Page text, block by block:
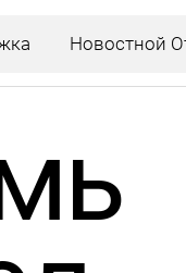
Новостной